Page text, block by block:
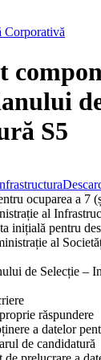
Corporativă
S5
ocuparea a 7
al
inițială pentru
al
de Selecție –
răspundere
a datelor
de candidatură